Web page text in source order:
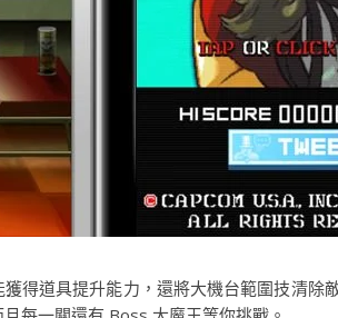
獲得道具提升能力，還將大機台範圍技清